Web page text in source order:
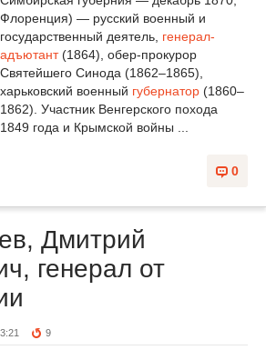
Флоренция) — русский военный и
государственный деятель, генерал-
адъютант(1864), обер-прокурор
Святейшего Синода (1862–1865),
харьковский военный губернатор (1860–
1862). Участник Венгерского похода
1849 года и Крымской войны ...
0
Дмитрий
генерал от
9